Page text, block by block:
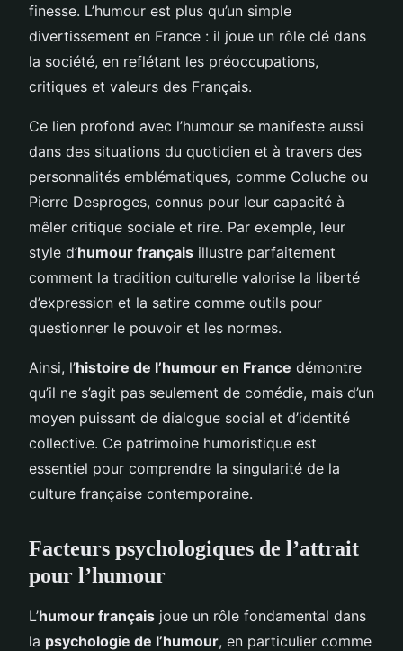
finesse. L’humour est plus qu’un simple
divertissement en France : il joue un rôle clé dans
la société, en reflétant les préoccupations,
critiques et valeurs des Français.
Ce lien profond avec l’humour se manifeste aussi
dans des situations du quotidien et à travers des
personnalités emblématiques, comme Coluche ou
Pierre Desproges, connus pour leur capacité à
mêler critique sociale et rire. Par exemple, leur
style d’humour français illustre parfaitement
comment la tradition culturelle valorise la liberté
d’expression et la satire comme outils pour
questionner le pouvoir et les normes.
Ainsi, l’histoire de l’humour en France démontre
qu’il ne s’agit pas seulement de comédie, mais d’un
moyen puissant de dialogue social et d’identité
collective. Ce patrimoine humoristique est
essentiel pour comprendre la singularité de la
culture française contemporaine.
Facteurs psychologiques de l’attrait
pour l’humour
L’humour français joue un rôle fondamental dans
la psychologie de l’humour, en particulier comme